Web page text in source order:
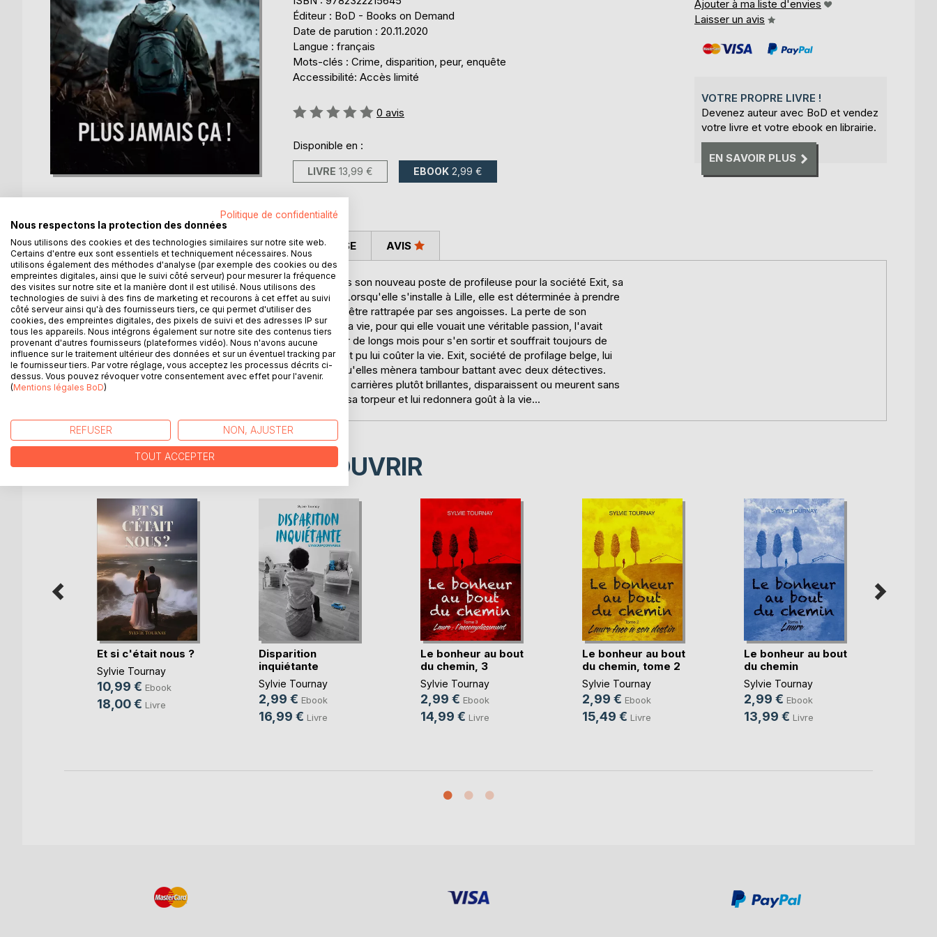
Éditeur : BoD - Books on Demand
Date de parution : 20.11.2020
Langue : français
Mots-clés : Crime, disparition, peur, enquête
Accessibilité: Accès limité
Évaluation:
0 avis
Disponible en :
LIVRE 13,99 € EBOOK 2,99 €
Ajouter à ma liste d'envies
Laisser un avis
VOTRE PROPRE LIVRE !
Devenez auteur avec BoD et vendez
votre livre et votre ebook en librairie.
EN SAVOIR PLUS
DESCRIPTION
Après son retour en France, Emmy Gibson se réfugie dans son nouveau poste de profileuse pour la société Exit, sa
grande passion, celle qui l'aide à ne pas perdre la raison. Lorsqu'elle s'installe à Lille, elle est déterminée à prendre
un nouveau départ. Malheureusement, elle va rapidement être rattrapée par ses angoisses. La perte de son
coéquipier portugais Dario De Souza, le grand amour de sa vie, pour qui elle vouait une véritable passion, l'avait
plongée dans une profonde dépression. Elle avait dû lutter de longs mois pour s'en sortir et souffrait toujours de
quelques séquelles dues aux graves blessures qui auraient pu lui coûter la vie. Exit, société de profilage belge, lui
confia de nouvelles affaires de disparitions inquiétantes qu'elles mènera tambour battant avec deux détectives.
L'une d'elles, concernant des maris, pères de famille, aux carrières plutôt brillantes, disparaissent ou meurent sans
motif, sans mobiles et sans laisser d'indices, la sortira de sa torpeur et lui redonnera goût à la vie...
AUTEUR(S) CRITIQUES PRESSE AVIS
D’AUTRES TITRES À DÉCOUVRIR
Et si c'était nous ?
Sylvie Tournay
10,99 € Ebook
18,00 € Livre
Disparition
inquiétante
Sylvie Tournay
2,99 € Ebook
16,99 € Livre
Le bonheur au bout
du chemin, 3
Sylvie Tournay
2,99 € Ebook
14,99 € Livre
Le bonheur au bout
du chemin, tome 2
Sylvie Tournay
2,99 € Ebook
15,49 € Livre
Le bonheur au bout
du chemin
Sylvie Tournay
2,99 € Ebook
13,99 € Livre
Politique de confidentialité
Nous respectons la protection des données
Nous utilisons des cookies et des technologies similaires sur notre site web.
Certains d'entre eux sont essentiels et techniquement nécessaires. Nous
utilisons également des méthodes d'analyse (par exemple des cookies ou des
empreintes digitales, ainsi que le suivi côté serveur) pour mesurer la fréquence
des visites sur notre site et la manière dont il est utilisé. Nous utilisons des
technologies de suivi à des fins de marketing et recourons à cet effet au suivi
côté serveur ainsi qu'à des fournisseurs tiers, ce qui permet d'utiliser des
cookies, des empreintes digitales, des pixels de suivi et des adresses IP sur
tous les appareils. Nous intégrons également sur notre site des contenus tiers
provenant d'autres fournisseurs (plateformes vidéo). Nous n'avons aucune
influence sur le traitement ultérieur des données et sur un éventuel tracking par
le fournisseur tiers. Par votre réglage, vous acceptez les processus décrits ci-
dessus. Vous pouvez révoquer votre consentement avec effet pour l'avenir.
(Mentions légales BoD)
REFUSER NON, AJUSTER
TOUT ACCEPTER